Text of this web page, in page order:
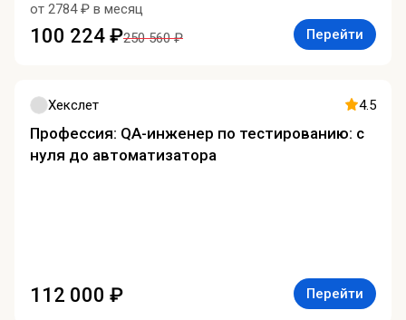
от 2784 ₽ в месяц
100 224 ₽250 560 ₽ Перейти
Хекслет 4.5
Профессия: QA-инженер по тестированию: с
нуля до автоматизатора
112 000 ₽ Перейти